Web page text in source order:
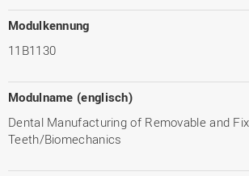
Modulkennung
11B1130
Modulname (englisch)
Dental Manufacturing of Removable and
Teeth/Biomechanics